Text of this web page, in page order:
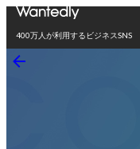
400万人が利用するビジネスSNS